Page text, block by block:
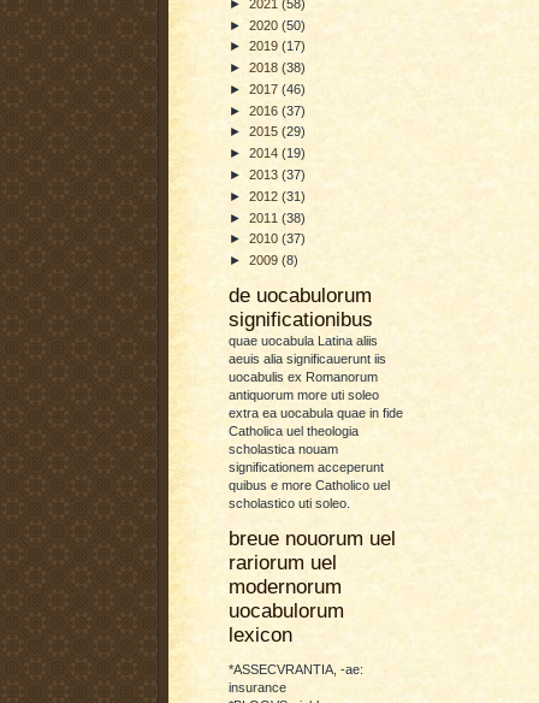
► 2021 (58)
► 2020 (50)
► 2019 (17)
► 2018 (38)
► 2017 (46)
► 2016 (37)
► 2015 (29)
► 2014 (19)
► 2013 (37)
► 2012 (31)
► 2011 (38)
► 2010 (37)
► 2009 (8)
de uocabulorum
significationibus
quae uocabula Latina aliis
aeuis alia significauerunt iis
uocabulis ex Romanorum
antiquorum more uti soleo
extra ea uocabula quae in fide
Catholica uel theologia
scholastica nouam
significationem acceperunt
quibus e more Catholico uel
scholastico uti soleo.
breue nouorum uel
rariorum uel
modernorum
uocabulorum
lexicon
*ASSECVRANTIA, -ae:
insurance